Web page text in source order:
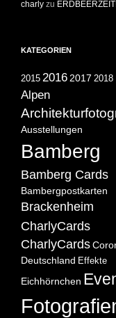
charly zu
KATEGORIEN
2015 2016 2017 2018
Alpen
Ausstellungen
Bamberg
Bamberg Cards
Bambergpostkarten
Brackenheim
CharlyCards
CharlyCards
Deutschland Effekte
Eichhörnchen